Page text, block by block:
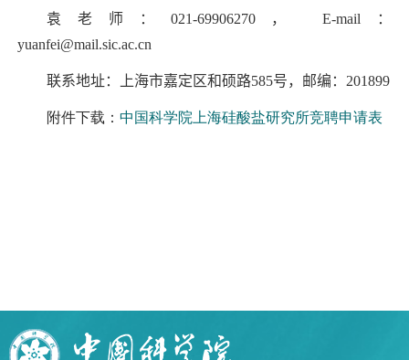
袁老师： 021-69906270，E-mail ：
yuanfei@mail.sic.ac.cn
联系地址：上海市嘉定区和硕路585号，邮编： 201899
附件下载： 中国科学院上海硅酸盐研究所竞聘申请表